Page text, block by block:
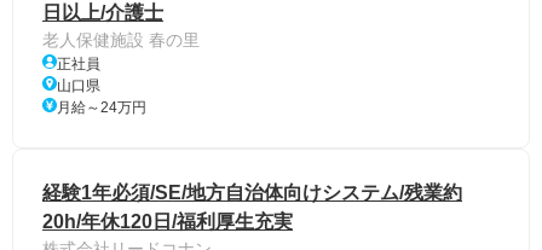
日以上/介護士
老人保健施設 春の里
正社員
山口県
月給～24万円
経験1年必須/SE/地方自治体向けシステム/残業約
20h/年休120日/福利厚生充実